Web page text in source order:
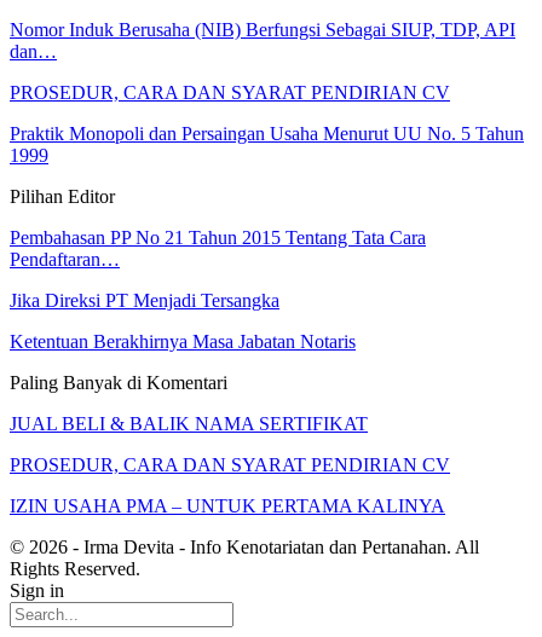
Nomor Induk Berusaha (NIB) Berfungsi Sebagai SIUP, TDP, API
dan…
PROSEDUR, CARA DAN SYARAT PENDIRIAN CV
Praktik Monopoli dan Persaingan Usaha Menurut UU No. 5 Tahun
1999
Pilihan Editor
Pembahasan PP No 21 Tahun 2015 Tentang Tata Cara
Pendaftaran…
Jika Direksi PT Menjadi Tersangka
Ketentuan Berakhirnya Masa Jabatan Notaris
Paling Banyak di Komentari
JUAL BELI & BALIK NAMA SERTIFIKAT
PROSEDUR, CARA DAN SYARAT PENDIRIAN CV
IZIN USAHA PMA – UNTUK PERTAMA KALINYA
© 2026 - Irma Devita - Info Kenotariatan dan Pertanahan. All
Rights Reserved.
Sign in